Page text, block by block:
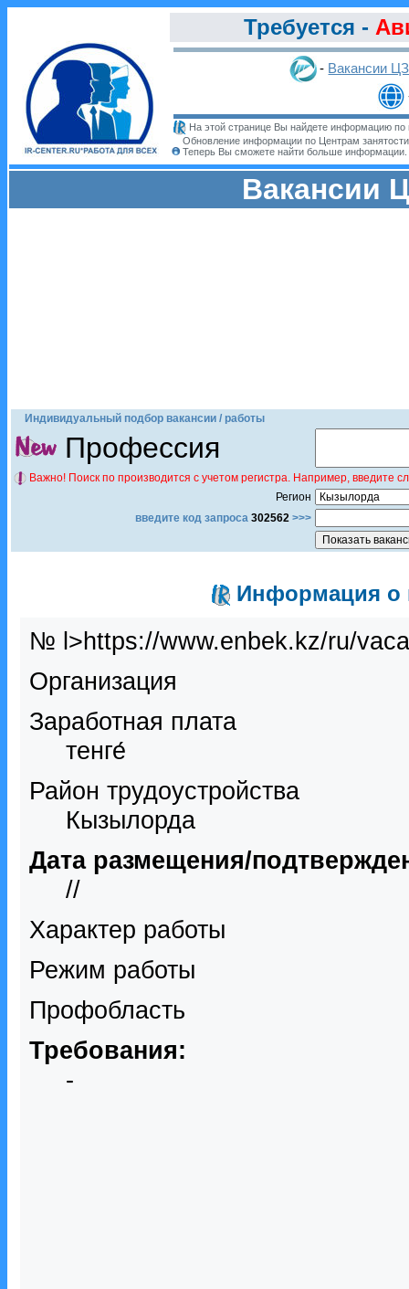
Требуется -
- Вакансии
На этой странице Вы найдете информацию по
Обновление информации по Центрам
Теперь Вы сможете найти больше информации.
Вакансии
Индивидуальный подбор вакансии / работы
Профессия
Важно! Поиск по производится с учетом регистра. Например,
Регион
введите код запроса 302562 >>>
Информация о
№ l>https://www.enbek.kz/ru/
Организация
Заработная плата
тенге́
Район трудоустройства
Кызылорда
Дата размещения/
//
Характер работы
Режим работы
Профобласть
Требования:
-